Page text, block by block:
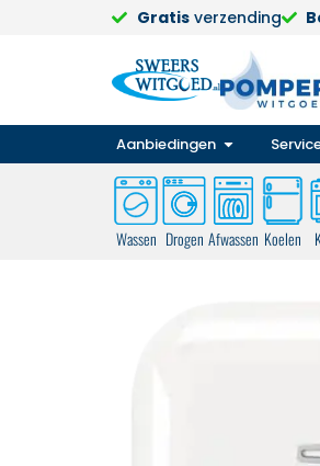
Gratisverzending
Aanbiedingen
Wassen Drogen Afwassen Koelen